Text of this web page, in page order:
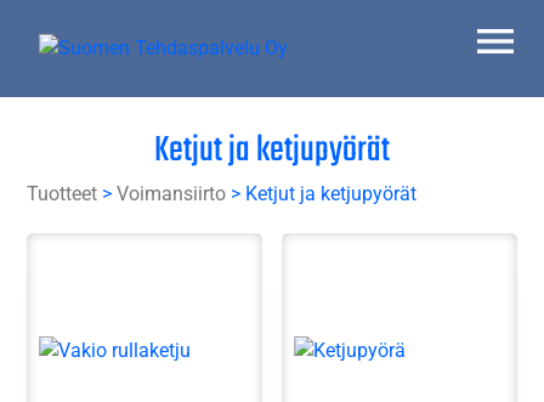
Ketjut ja ketjupyörät
Tuotteet >Voimansiirto > Ketjut ja ketjupyörät